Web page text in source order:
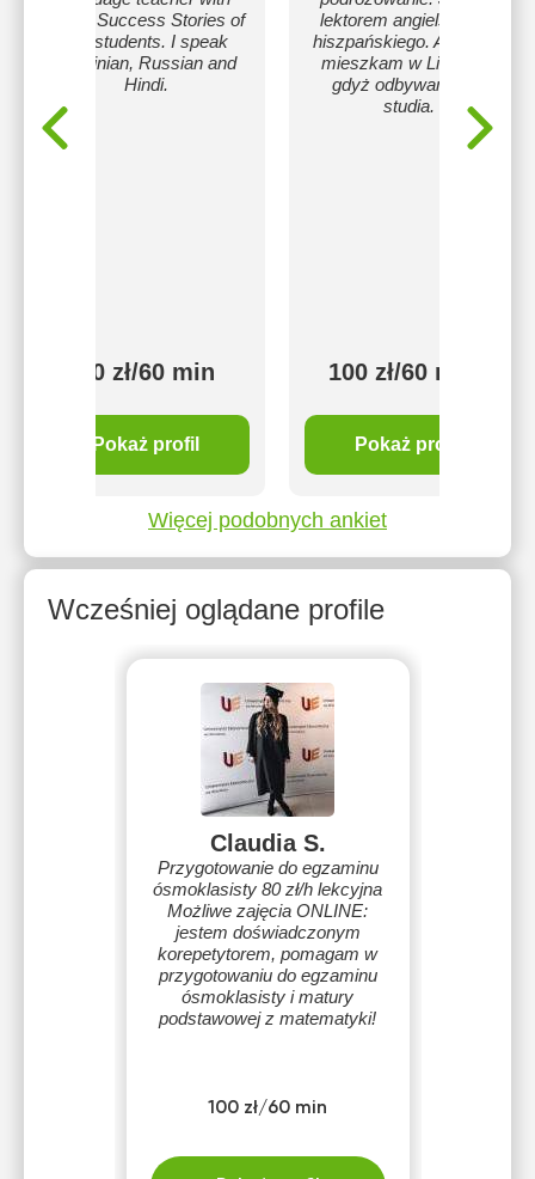
many Success Stories of
my students. I speak
Ukrainian, Russian and
Hindi.
100 zł/60 min
Pokaż profil
lektorem angielskiego i
hiszpańskiego. Aktualnie
mieszkam w Lizbonie,
gdyż odbywam tam
studia.
100 zł/60 min
Pokaż profil
Więcej podobnych ankiet
Wcześniej oglądane profile
Claudia S.
Przygotowanie do egzaminu
ósmoklasisty 80 zł/h lekcyjna
Możliwe zajęcia ONLINE:
jestem doświadczonym
korepetytorem, pomagam w
przygotowaniu do egzaminu
ósmoklasisty i matury
podstawowej z matematyki!
100 zł/60 min